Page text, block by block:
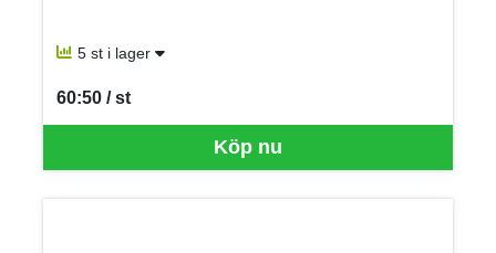
5 st i lager
Köp nu
60:50 / st
SEK per ST